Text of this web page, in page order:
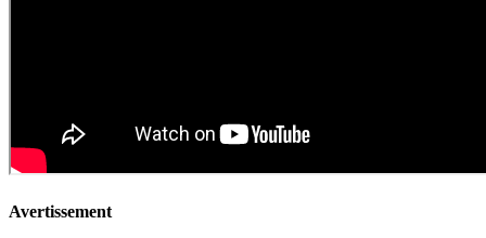
Avertissement